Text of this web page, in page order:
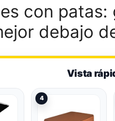
con patas:
debajo
Vista
4